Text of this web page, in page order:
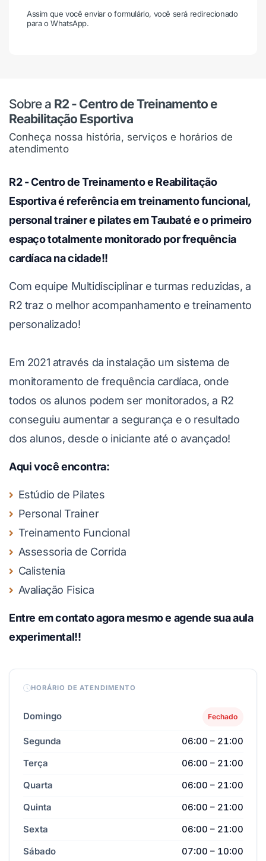
Assim que você enviar o formulário, você será redirecionado
para o WhatsApp.
Sobre a R2 - Centro de Treinamento e
Reabilitação Esportiva
Conheça nossa história, serviços e horários de
atendimento
R2 - Centro de Treinamento e Reabilitação
Esportiva é referência em treinamento funcional,
personal trainer e pilates em Taubaté e o primeiro
espaço totalmente monitorado por frequência
cardíaca na cidade!!
Com equipe Multidisciplinar e turmas reduzidas, a
R2 traz o melhor acompanhamento e treinamento
personalizado!
Em 2021 através da instalação um sistema de
monitoramento de frequência cardíaca, onde
todos os alunos podem ser monitorados, a R2
conseguiu aumentar a segurança e o resultado
dos alunos, desde o iniciante até o avançado!
Aqui você encontra:
Estúdio de Pilates
Personal Trainer
Treinamento Funcional
Assessoria de Corrida
Calistenia
Avaliação Fisica
Entre em contato agora mesmo e agende sua aula
experimental!!
HORÁRIO DE ATENDIMENTO
Domingo Fechado
Segunda
06:00 – 21:00
Terça
06:00 – 21:00
Quarta
06:00 – 21:00
Quinta
06:00 – 21:00
Sexta
06:00 – 21:00
Sábado
07:00 – 10:00